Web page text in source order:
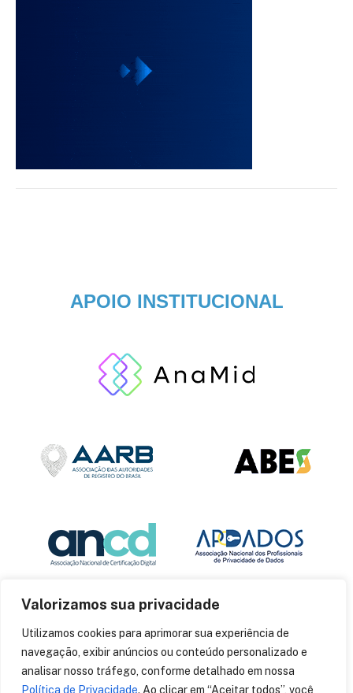
Valorizamos sua privacidade
Utilizamos cookies para aprimorar sua experiência de
navegação, exibir anúncios ou conteúdo personalizado e
analisar nosso tráfego, conforme detalhado em nossa
Política de Privacidade. Ao clicar em “Aceitar todos”, você
APOIO INSTITUCIONAL